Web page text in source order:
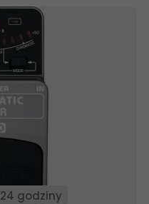
24 godziny